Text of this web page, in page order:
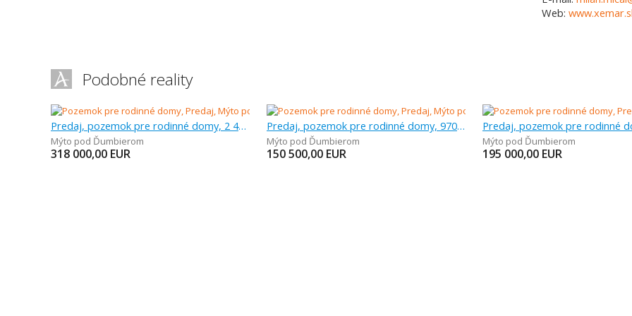
Web:
Podobné reality
Predaj, pozemok pre rodinné domy, 2 440 m
Mýto pod Ďumbierom
318 000,00 EUR
Predaj, pozemok pre rodinné domy, 970 m
Mýto pod Ďumbierom
150 500,00 EUR
Mýto pod Ďumbierom
195 000,00 EUR